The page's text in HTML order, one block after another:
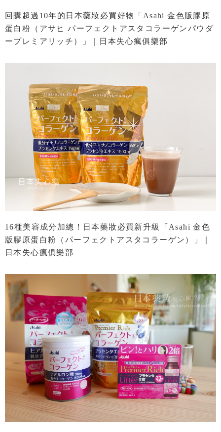
回購超過10年的日本藥妝必買好物「Asahi 金色版膠原
蛋白粉（アサヒ パーフェクトアスタコラーゲンパウダ
ープレミアリッチ）」｜日本失心瘋俱樂部
16種美容成分加總！日本藥妝必買新升級「Asahi 金色
版膠原蛋白粉（パーフェクトアスタコラーゲン）」｜
日本失心瘋俱樂部